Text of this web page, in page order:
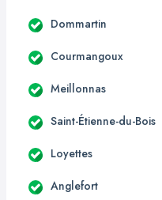
Dommartin
Courmangoux
Meillonnas
Saint-Étienne-du-Bois
Loyettes
Anglefort